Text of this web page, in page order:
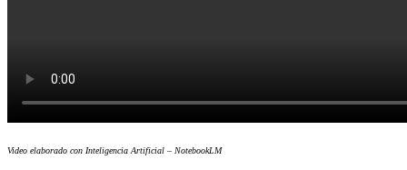
Video elaborado con Inteligencia Artificial – NotebookLM